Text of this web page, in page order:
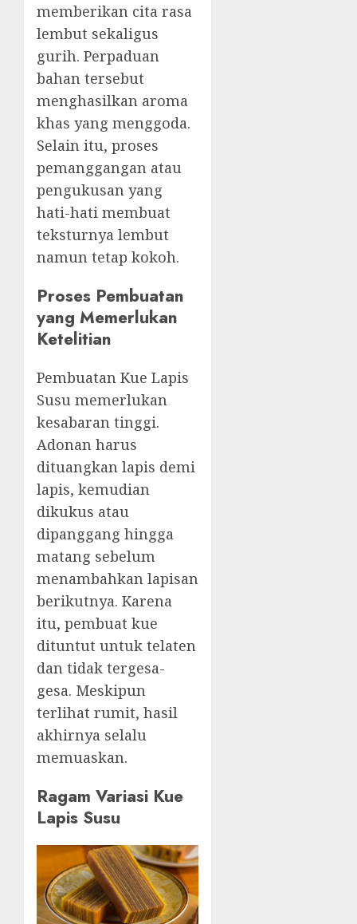
memberikan cita rasa
lembut sekaligus
gurih. Perpaduan
bahan tersebut
menghasilkan aroma
khas yang menggoda.
Selain itu, proses
pemanggangan atau
pengukusan yang
hati-hati membuat
teksturnya lembut
namun tetap kokoh.
Proses Pembuatan
yang Memerlukan
Ketelitian
Pembuatan Kue Lapis
Susu memerlukan
kesabaran tinggi.
Adonan harus
dituangkan lapis demi
lapis, kemudian
dikukus atau
dipanggang hingga
matang sebelum
menambahkan lapisan
berikutnya. Karena
itu, pembuat kue
dituntut untuk telaten
dan tidak tergesa-
gesa. Meskipun
terlihat rumit, hasil
akhirnya selalu
memuaskan.
Ragam Variasi Kue
Lapis Susu